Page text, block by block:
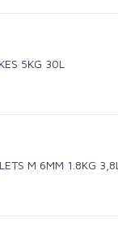
5KG 30L
M 6MM 1.8KG 3,8L